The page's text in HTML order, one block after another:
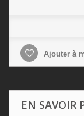
Ajouter à
EN SAVOIR